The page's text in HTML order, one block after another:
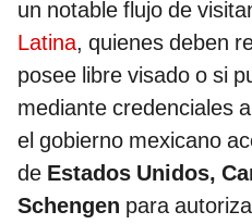
un notable flujo de
Latina, quienes deben
posee libre visado o si
mediante credenciales
el gobierno mexicano
de Estados Unidos,
Schengen para